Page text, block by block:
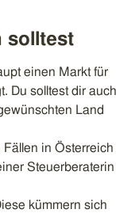
solltest
einen Markt für
Du solltest dir auch
Land
in Österreich
Steuerberaterin
kümmern sich